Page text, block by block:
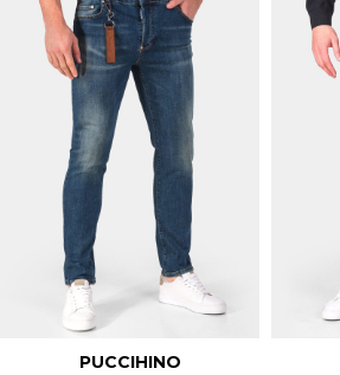
PUCCIHINO